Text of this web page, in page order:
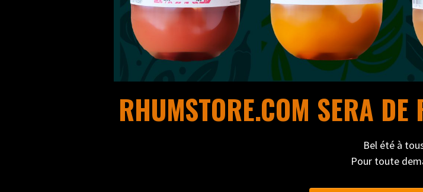
RHUMSTORE.COM SERA
Bel été à
Pour toute